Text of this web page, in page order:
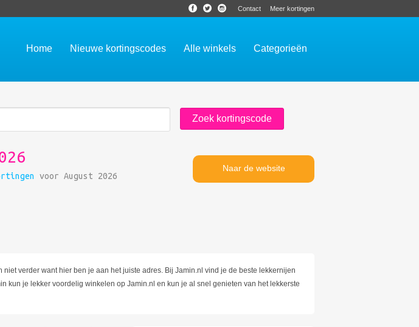
Contact Meer kortingen
Home Nieuwe kortingscodes Alle winkels Categorieën
voor August 2026
Naar de website
verder want hier ben je aan het juiste adres. Bij Jamin.nl vind je de beste lekkernijen
kun je lekker voordelig winkelen op Jamin.nl en kun je al snel genieten van het lekkerste